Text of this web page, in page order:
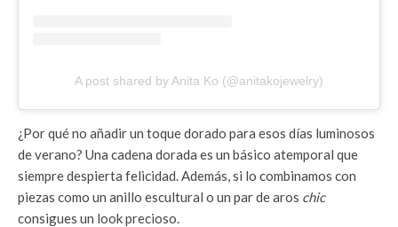
A post shared by Anita Ko (@anitakojewelry)
¿Por qué no añadir un toque dorado para esos días luminosos
de verano? Una cadena dorada es un básico atemporal que
siempre despierta felicidad. Además, si lo combinamos con
piezas como un anillo escultural o un par de aros chic
consigues un look precioso.